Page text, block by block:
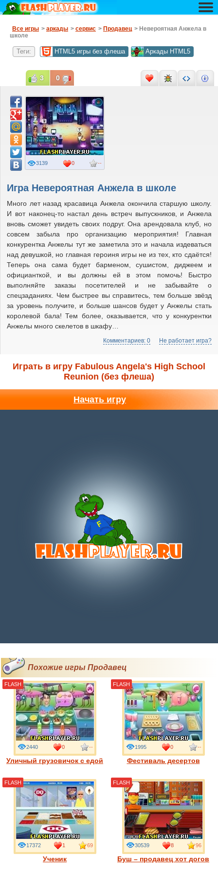
Все игры > аркады > сервис > Продавец > Невероятная Анжела в
школе
Теги: HTML5 игры без флеша Аркады HTML5
Игра Невероятная Анжела в школе
Много лет назад красавица Анжела окончила старшую школу.
И вот наконец-то настал день встреч выпускников, и Анжела
вновь сможет увидеть своих подруг. Она арендовала клуб, но
совсем забыла про организацию мероприятия! Главная
конкурентка Анжелы тут же заметила это и начала издеваться
над девушкой, но главная героиня игры не из тех, кто сдаётся!
Теперь она сама будет барменом, сушистом, диджеем и
официанткой, и вы должны ей в этом помочь! Быстро
выполняйте заказы посетителей и не забывайте о
спецзаданиях. Чем быстрее вы справитесь, тем больше звёзд
за уровень получите, и больше шансов будет у Анжелы стать
королевой бала! Тем более, оказывается, что у конкурентки
Анжелы много скелетов в шкафу…
Комментариев: 0 Не работает игра?
--
3139 0
3 0
Играть в игру Fabulous Angela's High School
Reunion (без флеша)
Начать игру
Похожие игры Продавец
Уличный грузовичок с едой
2440 0 --
FLASH
Фестиваль десертов
1995 0 --
FLASH
Ученик
17372 1 69
FLASH
Буш – продавец хот догов
30539 8 96
FLASH